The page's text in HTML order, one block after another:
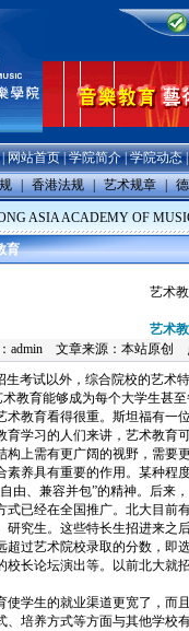
|网站首页|学院简介|学院动态
| 香港法规 | 艺术规章 |
ASIA ACADEMY OF
育
艺术
艺术
admin文章来源：本站原创
生考试以外，综合院校的艺术
教育能够成为每个大学生甚
术教育看得很重。斯坦福有一
育学习的人们来讲，艺术教
构上需有更广阔的视野，需要
素养具有重要的作用。某种程
由、兼容并包”的精神。后来
式已经在全国推广。北大目前
研究生。这些特长生招进来
超过艺术院校录取的分数，即
校长论坛演出等。以前北大就
学生的就业渠道更宽了，而
、培养方式等方面与其他学校